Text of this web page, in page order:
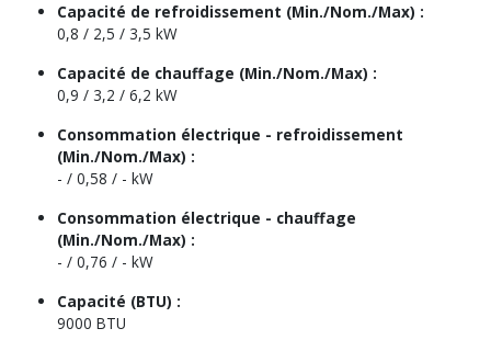
Capacité de refroidissement (Min./Nom./Max) :
0,8 / 2,5 / 3,5 kW
Capacité de chauffage (Min./Nom./Max) :
0,9 / 3,2 / 6,2 kW
Consommation électrique - refroidissement
(Min./Nom./Max) :
- / 0,58 / - kW
Consommation électrique - chauffage
(Min./Nom./Max) :
- / 0,76 / - kW
Capacité (BTU) :
9000 BTU